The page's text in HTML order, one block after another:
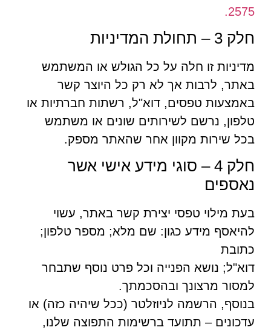
2575.
חלק 3 – תחולת המדיניות
מדיניות זו חלה על כל הגולש או המשתמש
באתר, לרבות אך לא רק כל היוצר קשר
באמצעות טפסים, דוא"ל, רשתות חברתיות או
טלפון, נרשם לשירותים שונים או משתמש
בכל שירות מקוון אחר שהאתר מספק.
חלק 4 – סוגי מידע אישי אשר
נאספים
בעת מילוי טפסי יצירת קשר באתר, עשוי
להיאסף מידע כגון: שם מלא; מספר טלפון;
כתובת
דוא"ל; נושא הפנייה וכל פרט נוסף שתבחר
למסור מרצונך ובהסכמתך.
בנוסף, הרשמה לניוזלטר (ככל שיהיה כזה) או
עדכונים – תתועד ברשימות התפוצה שלנו,